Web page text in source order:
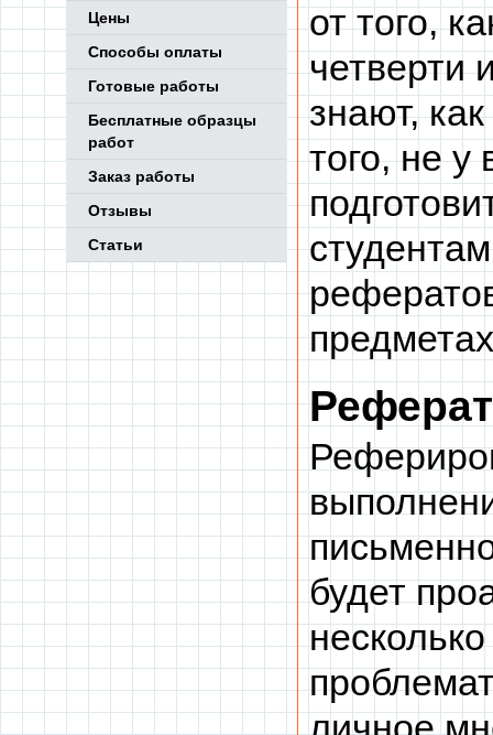
Цены
Способы оплаты
Готовые работы
Бесплатные образцы
работ
Заказ работы
Отзывы
Статьи
от того,
четверти
знают,
того, не у
будет